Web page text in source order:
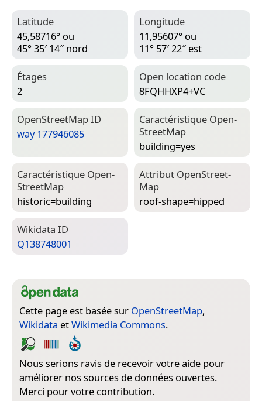
Latitude
45,58716° ou
45° 35′ 14″ nord
Longitude
11,95607° ou
11° 57′ 22″ est
Étages
2
Open location code
8FQHHXP4+VC
Open­Street­Map ID
way 177946085
Caractéristique Open­
Street­Map
building=­yes
Caractéristique Open­
Street­Map
historic=­building
Attribut Open­Street­
Map
roof-shape=­hipped
Wiki­data ID
Q138748001
Cette page est basée sur OpenStreetMap,
Wikidata etWikimedia Commons.
Nous serions ravis de recevoir votre aide pour
améliorer nos sources de données ouvertes.
Merci pour votre contribution.